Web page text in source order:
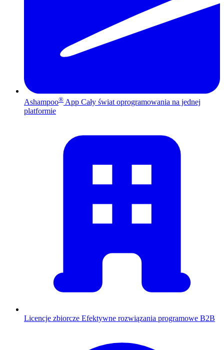
Ashampoo® App Cały świat oprogramowania na jednej
platformie
Licencje zbiorcze Efektywne rozwiązania programowe B2B